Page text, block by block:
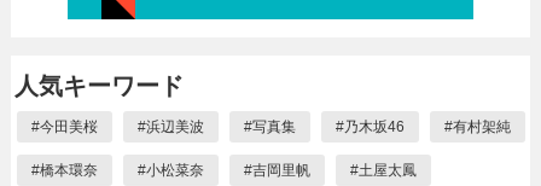
人気キーワード
#今田美桜 #浜辺美波 #写真集 #乃木坂46 #有村架純
#橋本環奈 #小松菜奈 #吉岡里帆 #土屋太鳳